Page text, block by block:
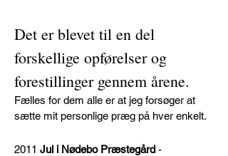
Det er blevet til en del
forskellige opførelser og
forestillinger gennem årene.
Fælles for dem alle er at jeg forsøger at
sætte mit personlige præg på hver enkelt.
2011 Jul i Nødebo Præstegård -